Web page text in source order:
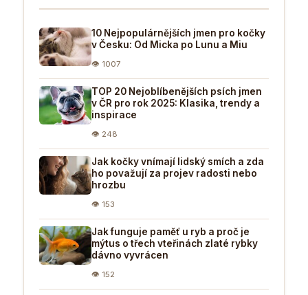
10 Nejpopulárnějších jmen pro kočky
v Česku: Od Micka po Lunu a Miu
👁 1007
TOP 20 Nejoblíbenějších psích jmen
v ČR pro rok 2025: Klasika, trendy a
inspirace
👁 248
Jak kočky vnímají lidský smích a zda
ho považují za projev radosti nebo
hrozbu
👁 153
Jak funguje paměť u ryb a proč je
mýtus o třech vteřinách zlaté rybky
dávno vyvrácen
👁 152